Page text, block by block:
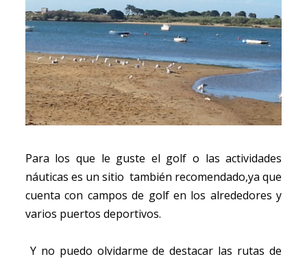
Para los que le guste el golf o las actividades
náuticas es un sitio también recomendado,ya que
cuenta con campos de golf en los alrededores y
varios puertos deportivos.
Y no puedo olvidarme de destacar las rutas de